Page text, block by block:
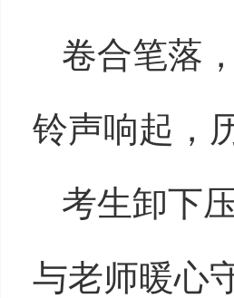
卷合笔落
铃声响起，
考生卸下
与老师暖心